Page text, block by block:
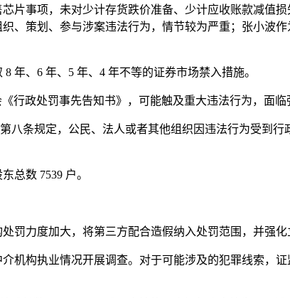
片事项，未对少计存货跌价准备、少计应收账款减值
、策划、参与涉案违法行为，情节较为严重；张小波
年、6 年、5 年、4 年不等的证券市场禁入措施。
行政处罚事先告知书》，可能触及重大违法行为，面临
八条规定，公民、法人或者其他组织因违法行为受到
总数 7539 户。
罚力度加大，将第三方配合造假纳入处罚范围，并强化
机构执业情况开展调查。对于可能涉及的犯罪线索，